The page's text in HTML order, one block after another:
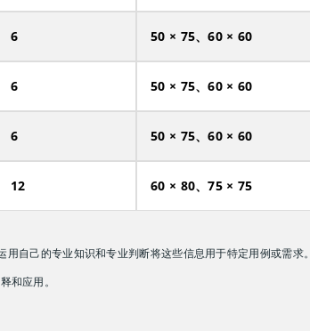
6 50 × 75、60 × 60
6 50 × 75、60 × 60
6 50 × 75、60 × 60
12 60 × 80、75 × 75
自己的专业知识和专业判断将这些信息用于特定用例或需
和应用。